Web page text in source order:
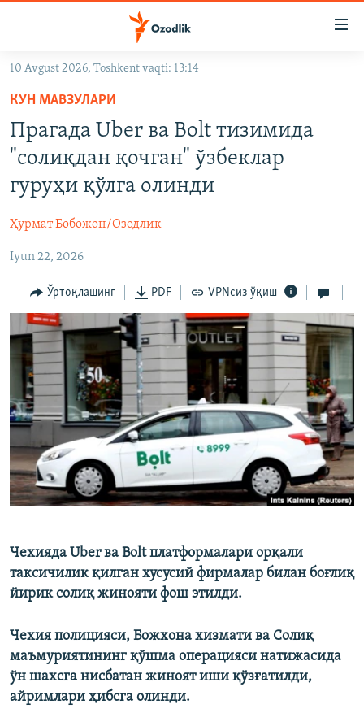
Асосий
навигацияга
ўтинг
Қидиришга
ўтинг
OZODARXIV
На русском
ИЖТИМОИЙ ТАРМОҚЛАР
Озодлик бошқа тилларда
10 Avgust 2026, Toshkent vaqti: 13:14
КУН МАВЗУЛАРИ
Прагада Uber ва Bolt тизимида
"солиқдан қочган" ўзбеклар
гуруҳи қўлга олинди
Ҳурмат Бобожон/Озодлик
Iyun 22, 2026
Ўртоқлашинг PDF VPNсиз ўқиш
Чехияда Uber ва Bolt платформалари орқали
таксичилик қилган хусусий фирмалар билан боғлиқ
йирик солиқ жинояти фош этилди.
Чехия полицияси, Божхона хизмати ва Солиқ
маъмуриятининг қўшма операцияси натижасида
ўн шахсга нисбатан жиноят иши қўзғатилди,
айримлари ҳибсга олинди.